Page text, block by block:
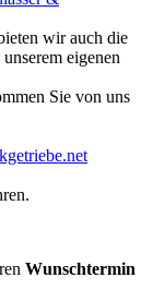
wir auch die
eigenen
Sie von uns
Wunschtermin